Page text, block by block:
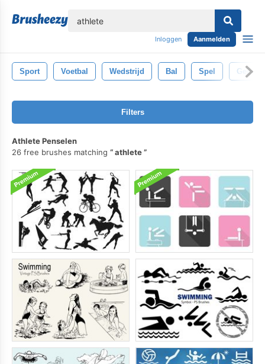
Inloggen Aanmelden
Sport Voetbal Wedstrijd Bal Spel
Filters
Athlete Penselen
26 free brushes matching
athlete